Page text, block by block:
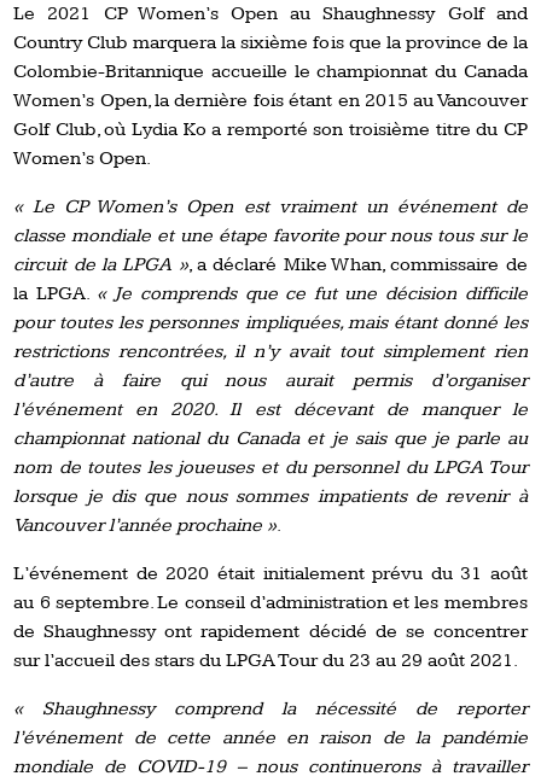
Le 2021 CP Women’s Open au Shaughnessy Golf and
Country Club marquera la sixième fois que la province de la
Colombie-Britannique accueille le championnat du Canada
Women’s Open, la dernière fois étant en 2015 au Vancouver
Golf Club, où Lydia Ko a remporté son troisième titre du CP
Women’s Open.
« Le CP Women’s Open est vraiment un événement de
classe mondiale et une étape favorite pour nous tous sur le
circuit de la LPGA », a déclaré Mike Whan, commissaire de
la LPGA. « Je comprends que ce fut une décision difficile
pour toutes les personnes impliquées, mais étant donné les
restrictions rencontrées, il n’y avait tout simplement rien
d’autre à faire qui nous aurait permis d’organiser
l’événement en 2020. Il est décevant de manquer le
championnat national du Canada et je sais que je parle au
nom de toutes les joueuses et du personnel du LPGA Tour
lorsque je dis que nous sommes impatients de revenir à
Vancouver l’année prochaine ».
L’événement de 2020 était initialement prévu du 31 août
au 6 septembre. Le conseil d’administration et les membres
de Shaughnessy ont rapidement décidé de se concentrer
sur l’accueil des stars du LPGA Tour du 23 au 29 août 2021.
« Shaughnessy comprend la nécessité de reporter
l’événement de cette année en raison de la pandémie
mondiale de COVID-19 – nous continuerons à travailler